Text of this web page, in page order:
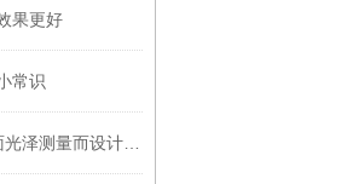
果更好
常识